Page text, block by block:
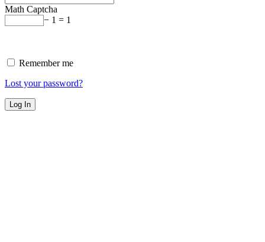
Math Captcha
− 1 = 1
Remember me
Lost your password?